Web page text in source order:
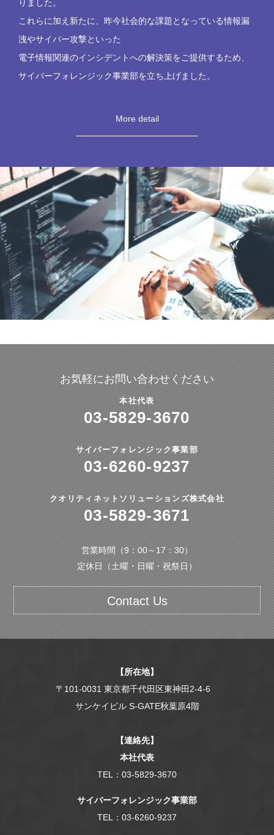
りました。
これらに加え新たに、昨今社会的な課題となっている情報漏
洩やサイバー攻撃といった
電子情報関連のインシデントへの解決策をご提供するため、
サイバーフォレンジック事業部を立ち上げました。
More detail
お気軽にお問い合わせください
本社代表
03-5829-3670
サイバーフォレンジック事業部
03-6260-9237
クオリティネットソリューションズ株式会社
03-5829-3671
営業時間（9：00～17：30）
定休日（土曜・日曜・祝祭日）
Contact Us
【所在地】
〒101-0031 東京都千代田区東神田2-4-6
サンケイビル S-GATE秋葉原4階
【連絡先】
本社代表
TEL：03-5829-3670
サイバーフォレンジック事業部
TEL：03-6260-9237